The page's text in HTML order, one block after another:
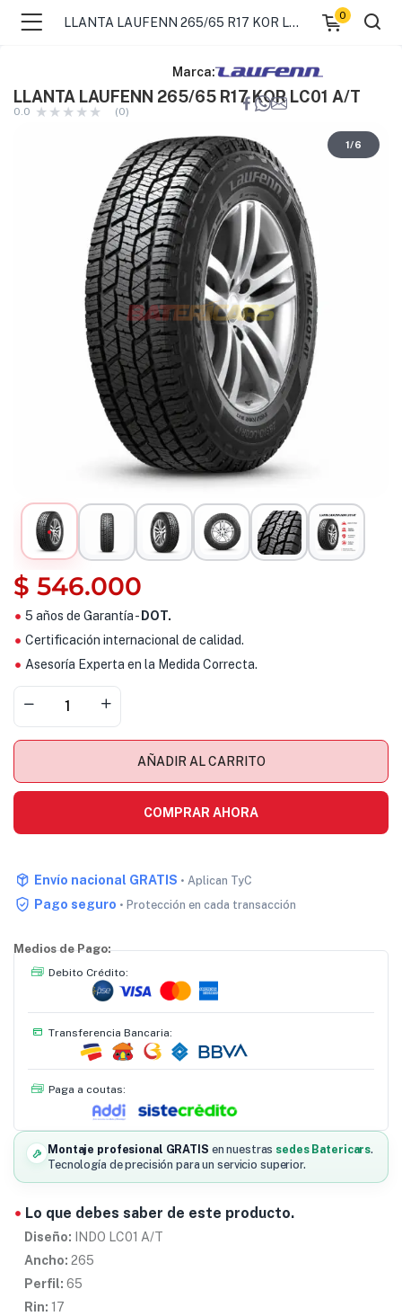
LLANTA LAUFENN 265/65 R17 KOR LC01 A/T
0
Marca:
LLANTA LAUFENN 265/65 R17 KOR LC01 A/T
0.0 (0)
1/6
$ 546.000
5 años de Garantía - DOT.
Certificación internacional de calidad.
Asesoría Experta en la Medida Correcta.
AÑADIR AL CARRITO
COMPRAR AHORA
Envío nacional GRATIS • Aplican TyC
Pago seguro • Protección en cada transacción
Medios de Pago:
Debito Crédito:
Transferencia Bancaria:
Paga a coutas:
Montaje profesional GRATIS en nuestras sedes Batericars.
Tecnología de precisión para un servicio superior.
Lo que debes saber de este producto.
Diseño: INDO LC01 A/T
Ancho: 265
Perfil: 65
Rin: 17